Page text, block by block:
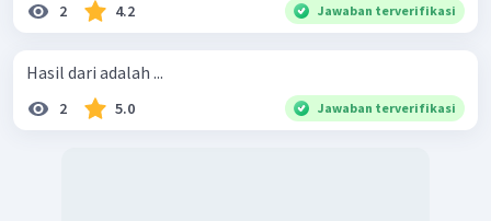
2 4.2 Jawaban terverifikasi
Hasil dari adalah ...
2 5.0 Jawaban terverifikasi